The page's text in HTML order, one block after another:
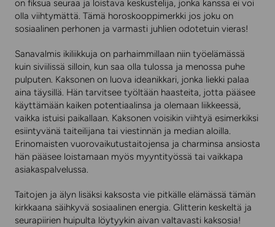
on fiksua seuraa ja loistava keskustelija, jonka kanssa ei voi
olla viihtymättä. Tämä horoskooppimerkki jos joku on
sosiaalinen perhonen ja varmasti juhlien odotetuin vieras!
Sanavalmis ikiliikkuja on parhaimmillaan niin työelämässä
kuin siviilissä silloin, kun saa olla tulossa ja menossa puhe
pulputen. Kaksonen on luova ideanikkari, jonka liekki palaa
aina täysillä. Hän tarvitsee työltään haasteita, jotta pääsee
käyttämään kaiken potentiaalinsa ja olemaan liikkeessä,
vaikka istuisi paikallaan. Kaksonen voisikin viihtyä esimerkiksi
esiintyvänä taiteilijana tai viestinnän ja median aloilla.
Erinomaisten vuorovaikutustaitojensa ja charminsa ansiosta
hän pääsee loistamaan myös myyntityössä tai vaikkapa
asiakaspalvelussa.
Taitojen ja älyn lisäksi kaksosta vie pitkälle elämässä tämän
kirkkaana säihkyvä sosiaalinen energia. Glitterin keskeltä ja
seurapiirien huipulta löytyykin aivan valtavasti kaksosia!